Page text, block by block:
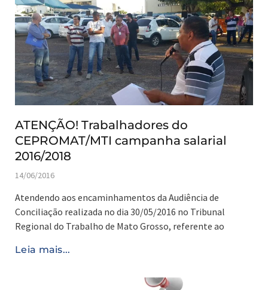
ATENÇÃO! Trabalhadores do
CEPROMAT/MTI campanha salarial
2016/2018
14/06/2016
Atendendo aos encaminhamentos da Audiência de
Conciliação realizada no dia 30/05/2016 no Tribunal
Regional do Trabalho de Mato Grosso, referente ao
Leia mais...